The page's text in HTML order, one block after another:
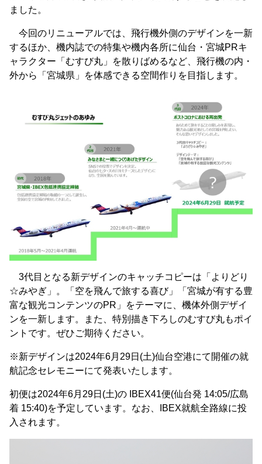
ました。
今回のリニューアルでは、飛行機外側のデザインを一新
するほか、機内誌での特集や機内各所に仙台・宮城PRキ
ャラクター「むすび丸」を散りばめるなど、飛行機の内・
外から「宮城県」を体感できる空間作りを目指します。
3代目となる新デザインのキャッチコピーは「よりどり
☆みやぎ」。「空を飛んで旅する喜び」「宮城が有する豊
富な観光コンテンツのPR」をテーマに、機体外側デザイ
ンを一新します。また、特別描き下ろしのむすび丸もポイ
ントです。ぜひご期待ください。
※新デザインは2024年6月29日(土)仙台空港にて開催の就
航記念セレモニーにて発表いたします。
初便は2024年6月29日(土)の IBEX41便(仙台発 14:05/広島
着 15:40)を予定しています。なお、IBEX就航全路線に投
入されます。